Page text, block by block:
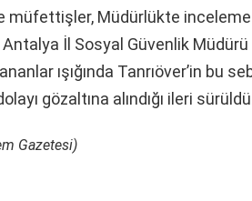
müfettişler, Müdürlükte
İl Sosyal Güvenlik Müdürü
ışığında Tanrıöver’in bu
gözaltına alındığı ileri
Gazetesi)